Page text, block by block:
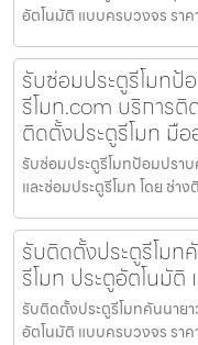
อัตโนมัติ แบบครบวงจร รา
รับซ่อมประตูรีโมทป้
รีโมท.com บริการติ
ติดตั้งประตูรีโมท มื
รับซ่อมประตูรีโมทป้อมปรา
และซ่อมประตูรีโมท โดย ช่า
รับติดตั้งประตูรีโมท
รีโมท ประตูอัตโนมัติ
รับติดตั้งประตูรีโมทคันนาย
อัตโนมัติ แบบครบวงจร ราค